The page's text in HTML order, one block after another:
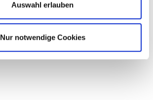
Auswahl erlauben
Nur notwendige Cookies